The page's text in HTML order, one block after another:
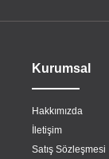
Kurumsal
Hakkımızda
İletişim
Satış Sözleşmesi